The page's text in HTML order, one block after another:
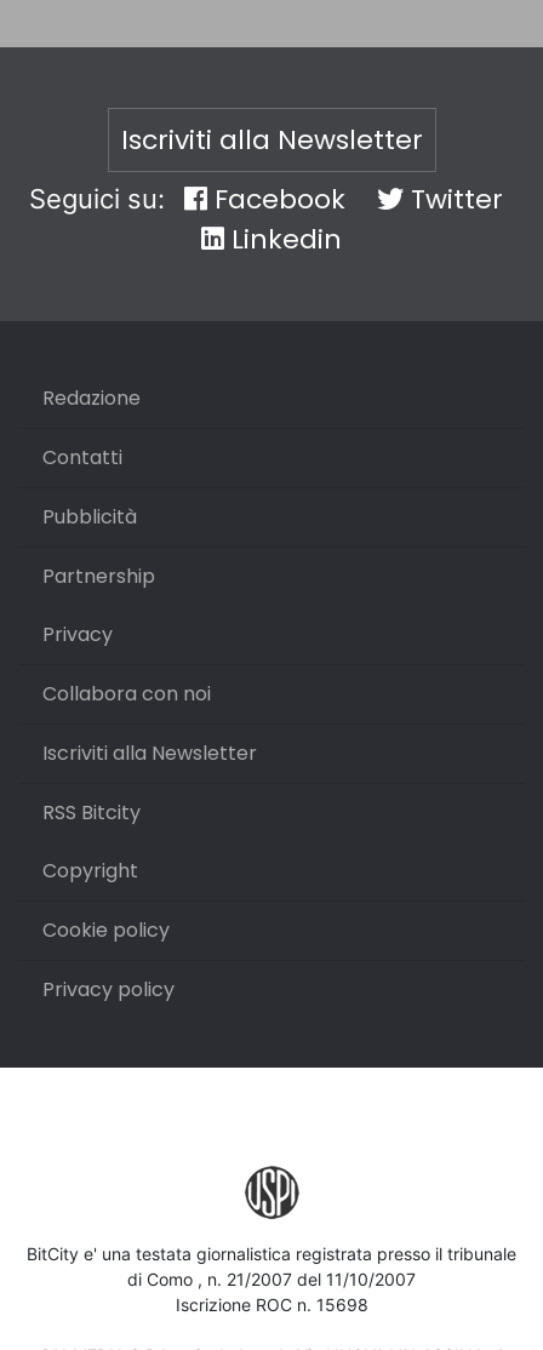
Iscriviti alla Newsletter
Seguici su: Facebook
Twitter
Linkedin
Redazione
Contatti
Pubblicità
Partnership
Privacy
Collabora con noi
Iscriviti alla Newsletter
RSS Bitcity
Copyright
Cookie policy
Privacy policy
BitCity e' una testata giornalistica registrata presso il tribunale
di Como , n. 21/2007 del 11/10/2007
Iscrizione ROC n. 15698